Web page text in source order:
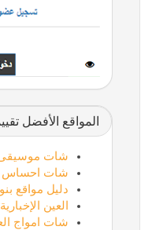
المواقع الأفضل
شات موسيقى
شات احساس
دليل مواقع
العين الإخبارية
شات امواج